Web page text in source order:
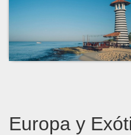
Europa y